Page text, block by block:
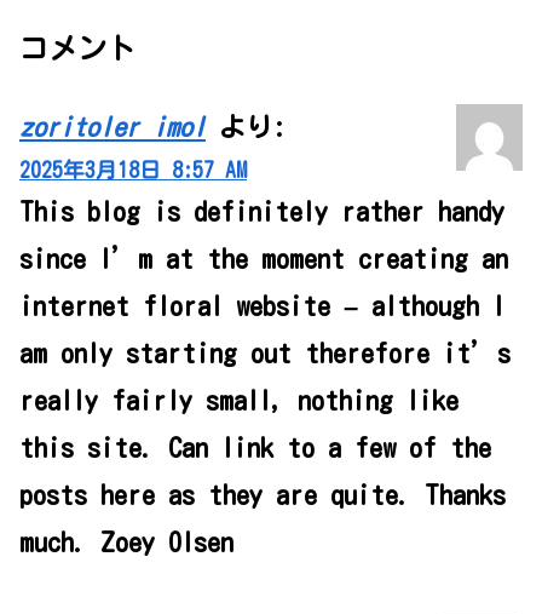
コメント
zoritoler imol より:
2025年3月18日 8:57 AM
This blog is definitely rather handy
since I’m at the moment creating an
internet floral website – although I
am only starting out therefore it’s
really fairly small, nothing like
this site. Can link to a few of the
posts here as they are quite. Thanks
much. Zoey Olsen